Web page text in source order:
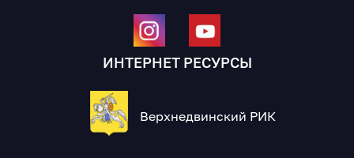
ИНТЕРНЕТ РЕСУРСЫ
Верхнедвинский РИК